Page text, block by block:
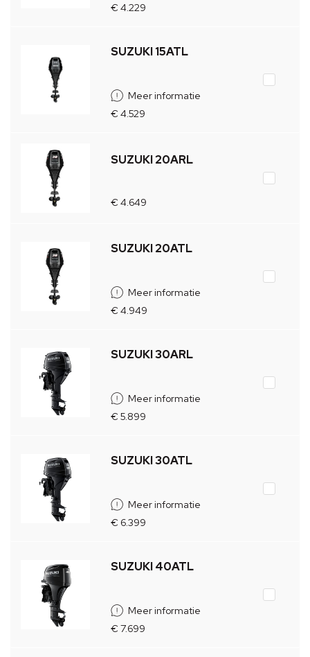
€ 4.229
SUZUKI 15ATL
Meer informatie
€ 4.529
SUZUKI 20ARL
€ 4.649
SUZUKI 20ATL
Meer informatie
€ 4.949
SUZUKI 30ARL
Meer informatie
€ 5.899
SUZUKI 30ATL
Meer informatie
€ 6.399
SUZUKI 40ATL
Meer informatie
€ 7.699